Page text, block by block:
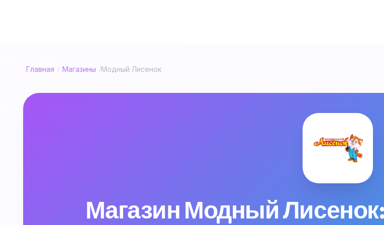
Главная / Магазины /Модный Лисенок
Магазин Модный Лисенок: